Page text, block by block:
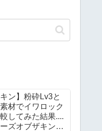
キン】粉砕Lv3と
材でイワロック
してみた結果....
ーズオブザキング